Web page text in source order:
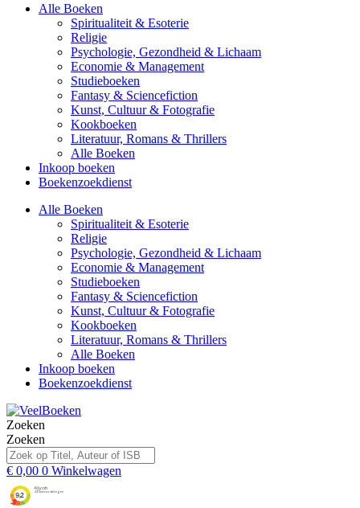
Alle Boeken
Spiritualiteit & Esoterie
Religie
Psychologie, Gezondheid & Lichaam
Economie & Management
Studieboeken
Fantasy & Sciencefiction
Kunst, Cultuur & Fotografie
Kookboeken
Literatuur, Romans & Thrillers
Alle Boeken
Inkoop boeken
Boekenzoekdienst
Alle Boeken
Spiritualiteit & Esoterie
Religie
Psychologie, Gezondheid & Lichaam
Economie & Management
Studieboeken
Fantasy & Sciencefiction
Kunst, Cultuur & Fotografie
Kookboeken
Literatuur, Romans & Thrillers
Alle Boeken
Inkoop boeken
Boekenzoekdienst
Zoeken
Zoeken
€ 0,00 0 Winkelwagen